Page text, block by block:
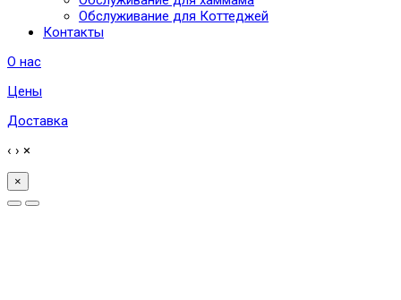
Обслуживание для Коттеджей
Контакты
О нас
Цены
Доставка
‹ › ×
×